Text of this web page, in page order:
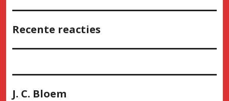
Recente reacties
J. C. Bloem